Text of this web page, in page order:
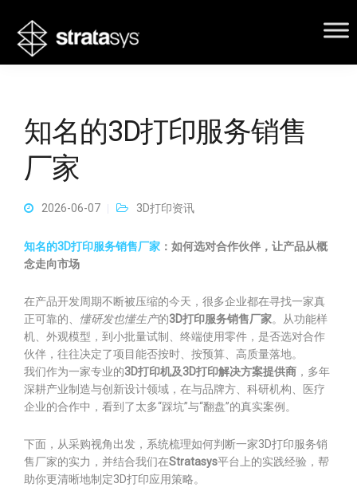
知名的3D打印服务销售
厂家
2026-06-07 3D打印资讯
知名的3D打印服务销售厂家 ：如何选对合作伙伴，让产品从概
念走向市场
在产品开发周期不断被压缩的今天，很多企业都在寻找一家真
正可靠的、 懂研发也懂生产的3D打印服务销售厂家。从功能样
机、外观模型，到小批量试制、终端使用零件，是否选对合作
伙伴，往往决定了项目能否按时、按预算、高质量落地。
我们作为一家专业的3D打印机及3D打印解决方案提供商 ，多年
深耕产业制造与创新设计领域，在与品牌方、科研机构、医疗
企业的合作中，看到了太多“踩坑”与“翻盘”的真实案例。
下面，从采购视角出发，系统梳理如何判断一家3D打印服务销
售厂家的实力，并结合我们在Stratasys平台上的实践经验，帮
助你更清晰地制定3D打印应用策略。